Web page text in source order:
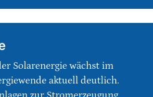
Solarenergie wächst im
aktuell deutlich.